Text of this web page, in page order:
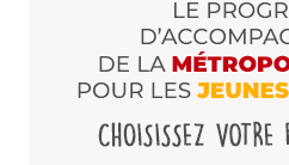
navigateur pour mon